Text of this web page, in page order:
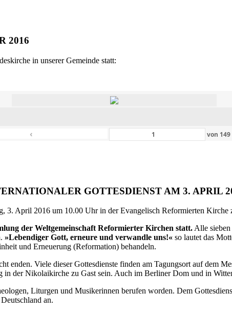
2016
in unserer Gemeinde statt:
‹ von 149
GOTTESDIENST AM 3. APRIL
3. April 2016 um 10.00 Uhr in der Evangelisch Reformierten Kirche
der Weltgemeinschaft Reformierter Kirchen statt.Alle sieben
»Lebendiger Gott, erneure und verwandle uns!« so lautet das
und Erneuerung (Reformation) behandeln.
enden. Viele dieser Gottesdienste finden am Tagungsort auf dem
der Nikolaikirche zu Gast sein. Auch im Berliner Dom und in
Liturgen und Musikerinnen berufen worden. Dem
an.